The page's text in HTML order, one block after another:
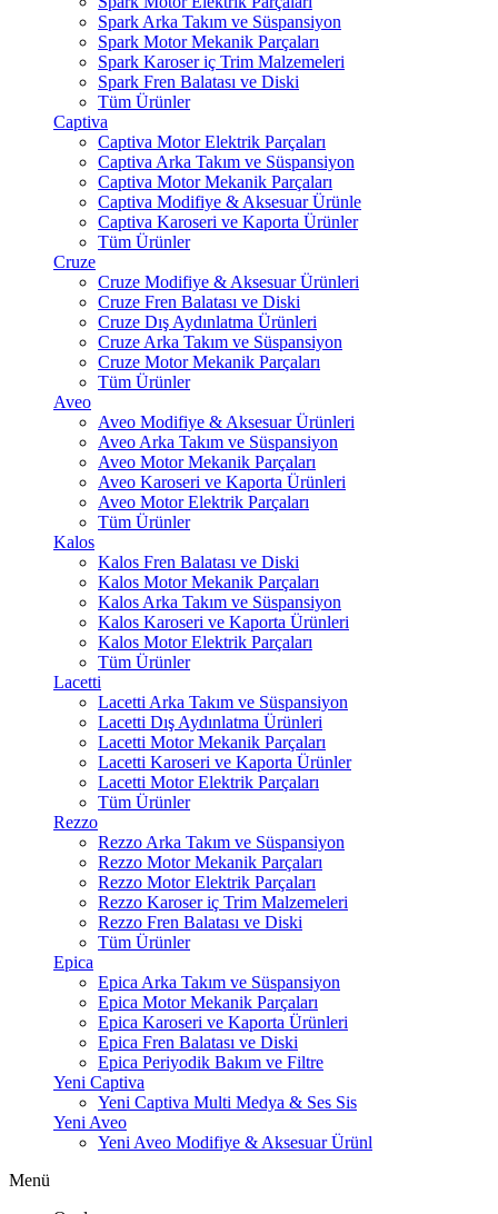
Spark Arka Takım ve Süspansiyon
Spark Motor Mekanik Parçaları
Spark Karoser iç Trim Malzemeleri
Spark Fren Balatası ve Diski
Tüm Ürünler
Captiva
Captiva Motor Elektrik Parçaları
Captiva Arka Takım ve Süspansiyon
Captiva Motor Mekanik Parçaları
Captiva Modifiye & Aksesuar Ürünle
Captiva Karoseri ve Kaporta Ürünler
Tüm Ürünler
Cruze
Cruze Modifiye & Aksesuar Ürünleri
Cruze Fren Balatası ve Diski
Cruze Dış Aydınlatma Ürünleri
Cruze Arka Takım ve Süspansiyon
Cruze Motor Mekanik Parçaları
Tüm Ürünler
Aveo
Aveo Modifiye & Aksesuar Ürünleri
Aveo Arka Takım ve Süspansiyon
Aveo Motor Mekanik Parçaları
Aveo Karoseri ve Kaporta Ürünleri
Aveo Motor Elektrik Parçaları
Tüm Ürünler
Kalos
Kalos Fren Balatası ve Diski
Kalos Motor Mekanik Parçaları
Kalos Arka Takım ve Süspansiyon
Kalos Karoseri ve Kaporta Ürünleri
Kalos Motor Elektrik Parçaları
Tüm Ürünler
Lacetti
Lacetti Arka Takım ve Süspansiyon
Lacetti Dış Aydınlatma Ürünleri
Lacetti Motor Mekanik Parçaları
Lacetti Karoseri ve Kaporta Ürünler
Lacetti Motor Elektrik Parçaları
Tüm Ürünler
Rezzo
Rezzo Arka Takım ve Süspansiyon
Rezzo Motor Mekanik Parçaları
Rezzo Motor Elektrik Parçaları
Rezzo Karoser iç Trim Malzemeleri
Rezzo Fren Balatası ve Diski
Tüm Ürünler
Epica
Epica Arka Takım ve Süspansiyon
Epica Motor Mekanik Parçaları
Epica Karoseri ve Kaporta Ürünleri
Epica Fren Balatası ve Diski
Epica Periyodik Bakım ve Filtre
Yeni Captiva
Yeni Captiva Multi Medya & Ses Sis
Yeni Aveo
Yeni Aveo Modifiye & Aksesuar Ürünl
Menü